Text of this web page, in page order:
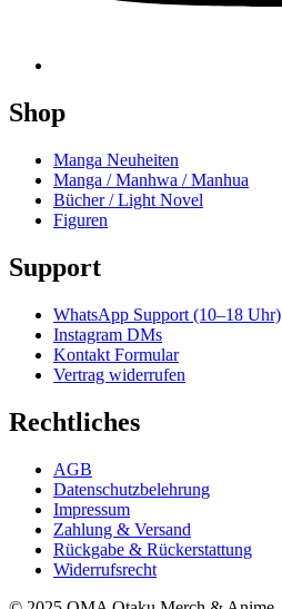
Shop
Manga Neuheiten
Manga / Manhwa / Manhua
Bücher / Light Novel
Figuren
Support
WhatsApp Support (10–18 Uhr)
Instagram DMs
Kontakt Formular
Vertrag widerrufen
Rechtliches
AGB
Datenschutzbelehrung
Impressum
Zahlung & Versand
Rückgabe & Rückerstattung
Widerrufsrecht